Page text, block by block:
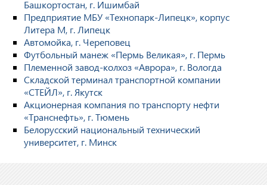
Башкортостан, г. Ишимбай
Предприятие МБУ «Технопарк-Липецк», корпус
Литера М, г. Липецк
Автомойка, г. Череповец
Футбольный манеж «Пермь Великая», г. Пермь
Племенной завод-колхоз «Аврора», г. Вологда
Складской терминал транспортной компании
«СТЕЙЛ», г. Якутск
Акционерная компания по транспорту нефти
«Транснефть», г. Тюмень
Белорусский национальный технический
университет, г. Минск